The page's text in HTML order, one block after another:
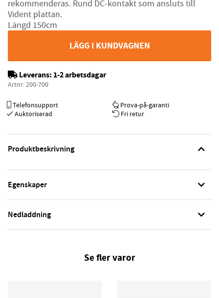
rekommenderas. Rund DC-kontakt som ansluts till
Vident plattan.
Längd 150cm
LÄGG I KUNDVAGNEN
Leverans: 1-2 arbetsdagar
Artnr:200-700
Telefonsupport
Prova-på-garanti
Auktoriserad
Fri retur
Produktbeskrivning
Egenskaper
Nedladdning
Se fler varor